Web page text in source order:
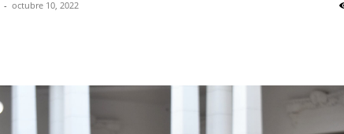
- octubre 10, 2022